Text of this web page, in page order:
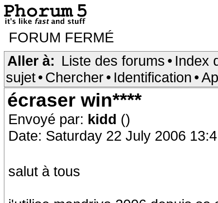
FORUM FERMÉ
Aller à: Liste des forums • Index
sujet• Chercher• Identification •
écraser win****
Envoyé par: kidd ()
Date: Saturday 22 July 2006
salut à tous